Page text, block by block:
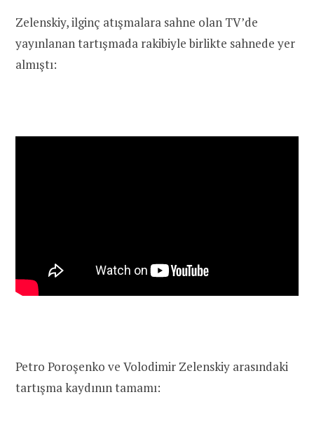
Zelenskiy, ilginç atışmalara sahne olan TV’de
yayınlanan tartışmada rakibiyle birlikte sahnede yer
almıştı:
Petro Poroşenko ve Volodimir Zelenskiy arasındaki
tartışma kaydının tamamı: